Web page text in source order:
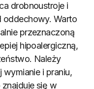
drobnoustroje i
oddechowy. Warto
przeznaczoną
hipoalergiczną,
Należy
wymianie i praniu,
się w